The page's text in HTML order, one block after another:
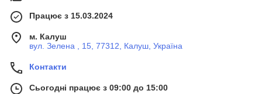
Працює з 15.03.2024
м. Калуш
вул. Зелена , 15, 77312, Калуш, Україна
Контакти
Сьогодні працює з 09:00 до 15:00